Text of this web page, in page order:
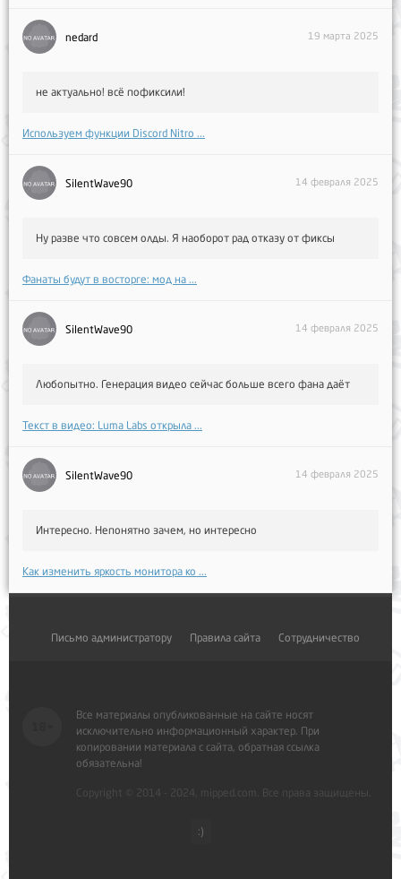
nedard 19 марта 2025
не актуально! всё пофиксили!
Используем функции Discord Nitro ...
SilentWave90 14 февраля 2025
Ну разве что совсем олды. Я наоборот рад отказу от фиксы
Фанаты будут в восторге: мод на ...
SilentWave90 14 февраля 2025
Любопытно. Генерация видео сейчас больше всего фана даёт
Текст в видео: Luma Labs открыла ...
SilentWave90 14 февраля 2025
Интересно. Непонятно зачем, но интересно
Как изменить яркость монитора ко ...
Письмо администратору Правила сайта Сотрудничество
Все материалы опубликованные на сайте носят
исключительно информационный характер. При
копировании материала с сайта, обратная ссылка
обязательна!
Copyright © 2014 - 2024, mipped.com. Все права защищены.
:)